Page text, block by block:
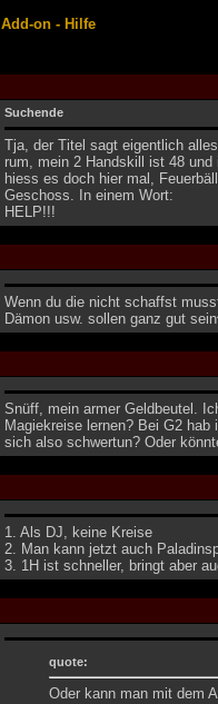
Add-on - Hilfe
Suchende
Tja, der Titel sagt eigentlich
rum, mein 2 Handskill ist 48
hiess es doch hier mal,
Geschoss. In einem Wort:
HELP!!!
Wenn du die nicht schaffst
Dämon usw. sollen ganz gut
Snüff, mein armer Geldbeutel.
Magiekreise lernen? Bei G2
sich also schwertun? Oder
1. Als DJ, keine Kreise
2. Man kann jetzt auch
3. 1H ist schneller, bringt aber
quote:
Oder kann man mit dem